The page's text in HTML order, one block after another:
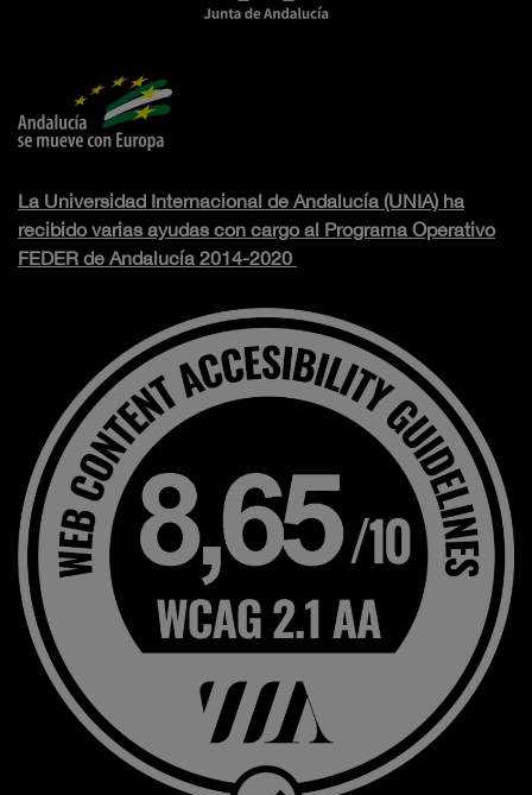
La Universidad Internacional de Andalucía (UNIA) ha
recibido varias ayudas con cargo al Programa Operativo
FEDER de Andalucía 2014-2020